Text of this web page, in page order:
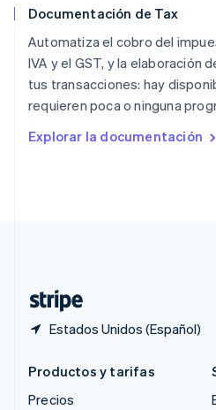
Documentación de Tax
Automatiza el cobro del
IVA y el GST, y la elaboración
tus transacciones: hay
requieren poca o ninguna
Explorar la documentación
Estados Unidos (Español)
RAE de Hong Kong, China
English简体中文
Reino Unido
English
República Checa
English
English
Productos y tarifas
Precios